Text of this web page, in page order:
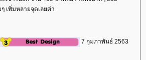
เพิ่มหลายจุดเลยค่า
7 กุมภาพันธ์ 2563